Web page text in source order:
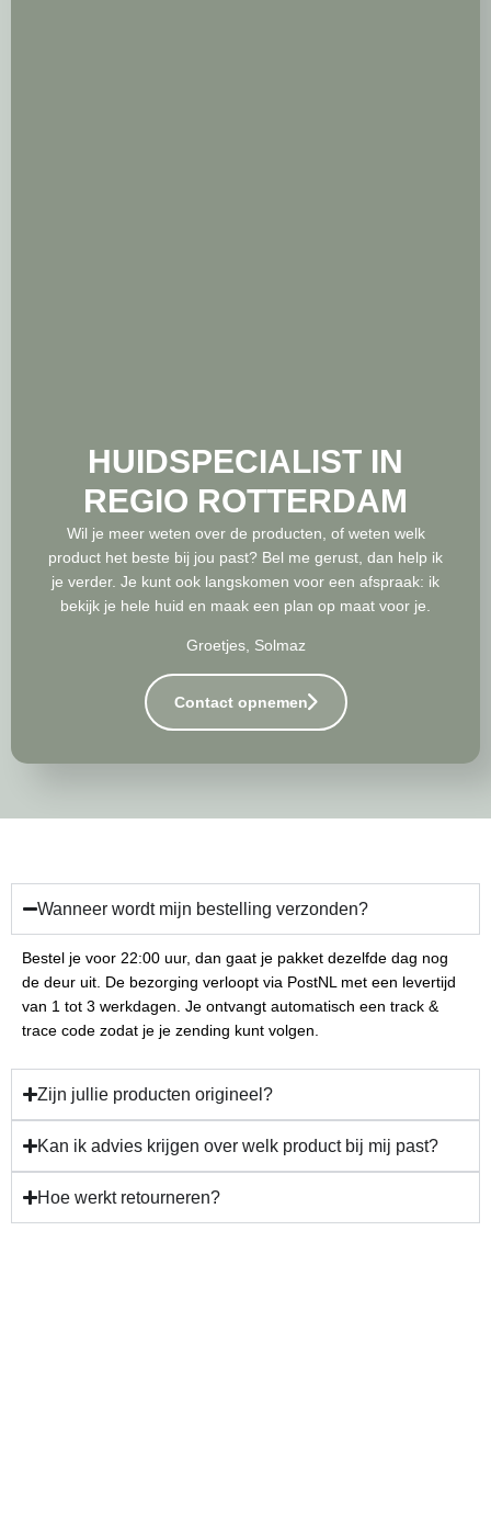
HUIDSPECIALIST IN
REGIO ROTTERDAM
Wil je meer weten over de producten, of weten welk
product het beste bij jou past? Bel me gerust, dan help ik
je verder. Je kunt ook langskomen voor een afspraak: ik
bekijk je hele huid en maak een plan op maat voor je.
Groetjes, Solmaz
Contact opnemen
Wanneer wordt mijn bestelling verzonden?
Bestel je voor 22:00 uur, dan gaat je pakket dezelfde dag nog
de deur uit. De bezorging verloopt via PostNL met een levertijd
van 1 tot 3 werkdagen. Je ontvangt automatisch een track &
trace code zodat je je zending kunt volgen.
Zijn jullie producten origineel?
Kan ik advies krijgen over welk product bij mij past?
Hoe werkt retourneren?